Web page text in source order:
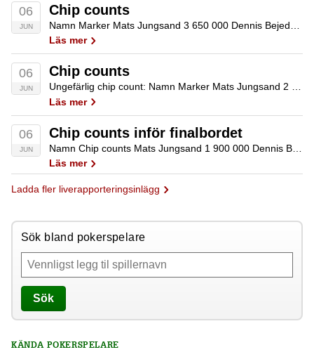
06
JUN
Chip counts
Läs mer
06
JUN
Chip counts
Ungefärlig chip count: Namn Marker Mats Jungsand 2 400 000 Dennis Bejedal 850 000 Björne Lindberg 700 000 Nichlas Mattsson 600 000 Morgan Wald 475 000 Alexander Björkqvist 475 000 Rasmus Ådjers 400 000 Ramzi Jelassi 375 000 Simon Lindell…
Läs mer
06
JUN
Chip counts inför finalbordet
Läs mer
Ladda fler liverapporteringsinlägg
Sök bland pokerspelare
Sök
KÄNDA POKERSPELARE